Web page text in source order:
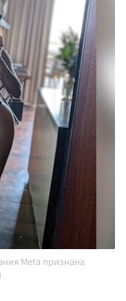
Meta признана